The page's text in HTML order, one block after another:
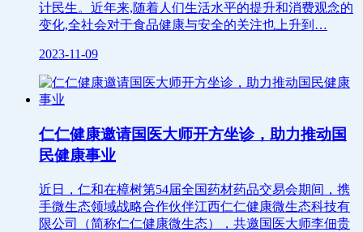
计民生。近年来,随着人们生活水平的提升和消费观念的
变化,全社会对于食品健康与安全的关注也上升到…
2023-11-09
仁仁健康邀请国医大师开方坐诊，助力推动国
民健康事业
近日，仁和在樟树第54届全国药材药品交易会期间，携
手微生态领域战略合作伙伴江西仁仁健康微生态科技有
限公司（简称仁仁健康微生态），共邀国医大师李佃贵